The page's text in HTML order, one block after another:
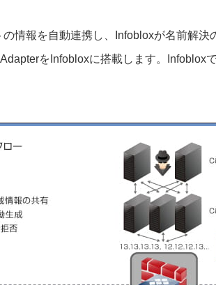
情報を自動連携し、Infobloxが名前解決
をInfobloxに搭載します。Infoblox